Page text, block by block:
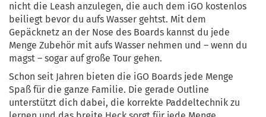
nicht die Leash anzulegen, die auch dem iGO kostenlos
beiliegt bevor du aufs Wasser gehtst. Mit dem
Gepäcknetz an der Nose des Boards kannst du jede
Menge Zubehör mit aufs Wasser nehmen und – wenn du
magst – sogar auf große Tour gehen.
Schon seit Jahren bieten die iGO Boards jede Menge
Spaß für die ganze Familie. Die gerade Outline
unterstützt dich dabei, die korrekte Paddeltechnik zu